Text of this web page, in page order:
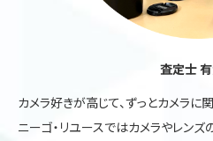
査定士
カメラ好きが高じて、ずっとカメラに
ニーゴ・リユースではカメラやレン